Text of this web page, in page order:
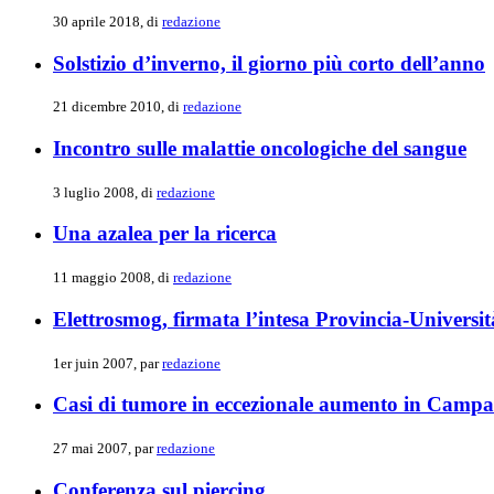
30 aprile 2018, di redazione
Solstizio d’inverno, il giorno più corto dell’anno
21 dicembre 2010, di redazione
Incontro sulle malattie oncologiche del sangue
3 luglio 2008, di redazione
Una azalea per la ricerca
11 maggio 2008, di redazione
Elettrosmog, firmata l’intesa Provincia-
1er juin 2007, parredazione
Casi di tumore in eccezionale aumento in
27 mai 2007, parredazione